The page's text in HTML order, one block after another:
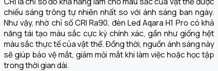
chiếu sáng trông tự nhiên nhất so với ánh sáng ban ngày.
Như vậy, nhờ chỉ số CRI Ra90, đèn Led Aqara H1 Pro có khả
năng tái tạo màu sắc cực kỳ chính xác, gần như giống hệt
màu sắc thực tế của vật thể. Đồng thời, nguồn ánh sáng này
sẽ giúp bảo vệ mắt, giảm mỏi mắt khi làm việc hoặc học tập
trong thời gian dài.